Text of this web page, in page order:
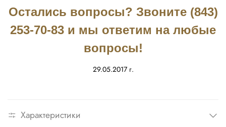
Остались вопросы? Звоните (843)
253-70-83 и мы ответим на любые
вопросы!
29.05.2017 г.
Характеристики